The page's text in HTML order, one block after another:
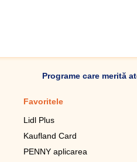
Programe care merită
Favoritele
Lidl Plus
Kaufland Card
PENNY aplicarea